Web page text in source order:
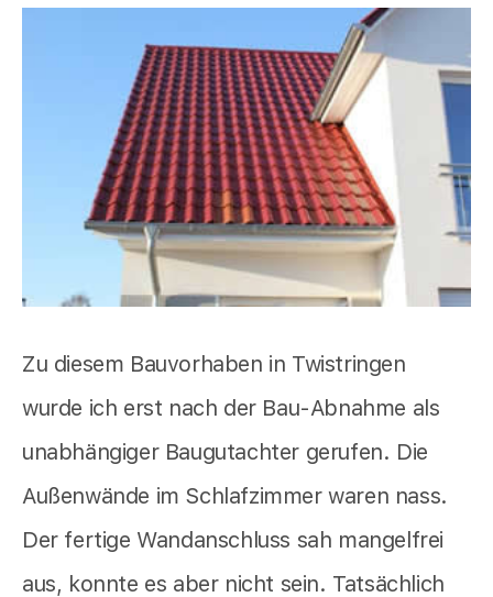
Zu diesem Bauvorhaben in Twistringen
wurde ich erst nach der Bau-Abnahme als
unabhängiger Baugutachter gerufen. Die
Außenwände im Schlafzimmer waren nass.
Der fertige Wandanschluss sah mangelfrei
aus, konnte es aber nicht sein. Tatsächlich